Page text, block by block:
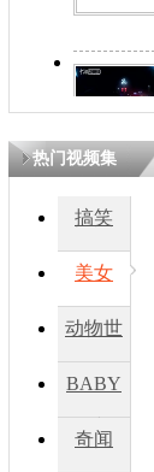
热门视频集
搞笑
美女
动物世
BABY
秀
奇闻